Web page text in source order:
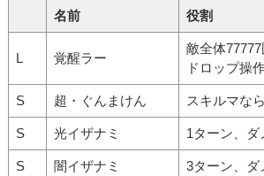
名前 役割
L 覚醒ラー
敵全体
ドロップ操
S 超・ぐんまけん スキルマな
S 光イザナミ 1ターン、ダ
S 闇イザナミ 3ターン、ダ